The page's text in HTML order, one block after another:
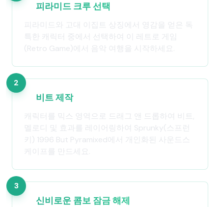
피라미드 크루 선택
피라미드와 고대 이집트 상징에서 영감을 얻은 독
특한 캐릭터 중에서 선택하여 이 레트로 게임
(Retro Game)에서 음악 여행을 시작하세요.
2
비트 제작
캐릭터를 믹스 영역으로 드래그 앤 드롭하여 비트,
멜로디 및 효과를 레이어링하여 Sprunky(스프런
키) 1996 But Pyramixed에서 개인화된 사운드스
케이프를 만드세요.
3
신비로운 콤보 잠금 해제